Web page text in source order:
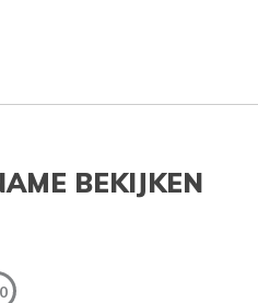
BEKIJKEN